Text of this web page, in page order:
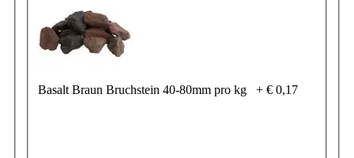
Basalt Braun Bruchstein 40-80mm pro kg + € 0,17